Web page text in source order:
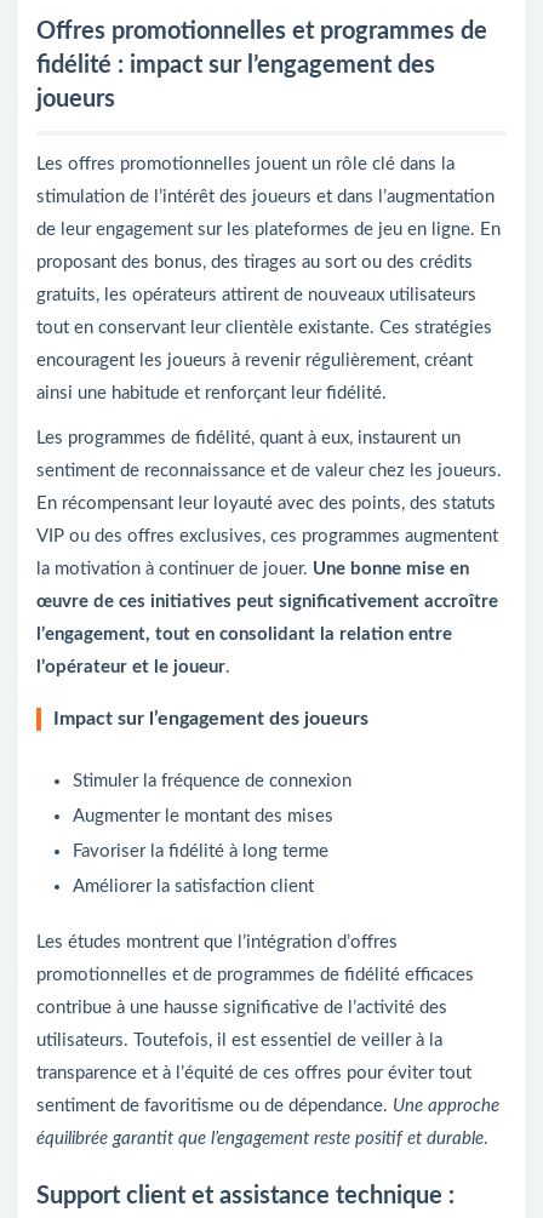
Offres promotionnelles et programmes de
fidélité : impact sur l’engagement des
joueurs
Les offres promotionnelles jouent un rôle clé dans la
stimulation de l’intérêt des joueurs et dans l’augmentation
de leur engagement sur les plateformes de jeu en ligne. En
proposant des bonus, des tirages au sort ou des crédits
gratuits, les opérateurs attirent de nouveaux utilisateurs
tout en conservant leur clientèle existante. Ces stratégies
encouragent les joueurs à revenir régulièrement, créant
ainsi une habitude et renforçant leur fidélité.
Les programmes de fidélité, quant à eux, instaurent un
sentiment de reconnaissance et de valeur chez les joueurs.
En récompensant leur loyauté avec des points, des statuts
VIP ou des offres exclusives, ces programmes augmentent
la motivation à continuer de jouer. Une bonne mise en
œuvre de ces initiatives peut significativement accroître
l’engagement, tout en consolidant la relation entre
l’opérateur et le joueur.
Impact sur l’engagement des joueurs
Stimuler la fréquence de connexion
Augmenter le montant des mises
Favoriser la fidélité à long terme
Améliorer la satisfaction client
Les études montrent que l’intégration d’offres
promotionnelles et de programmes de fidélité efficaces
contribue à une hausse significative de l’activité des
utilisateurs. Toutefois, il est essentiel de veiller à la
transparence et à l’équité de ces offres pour éviter tout
sentiment de favoritisme ou de dépendance. Une approche
équilibrée garantit que l’engagement reste positif et durable.
Support client et assistance technique :